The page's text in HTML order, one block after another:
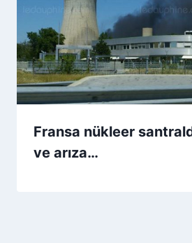
Fransa nükleer
ve arıza…